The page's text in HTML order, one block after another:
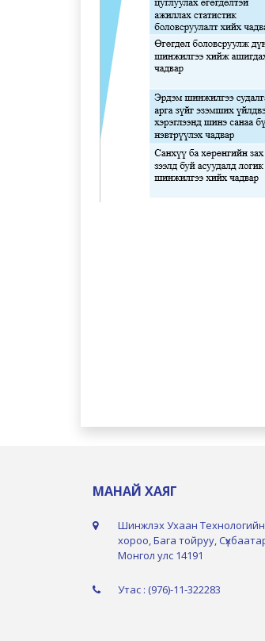
МАНАЙ ХАЯГ
Шинжлэх Ухаан Технологийн
хороо, Бага тойруу,
Монгол улс 14191
Утас : (976)-11-322283